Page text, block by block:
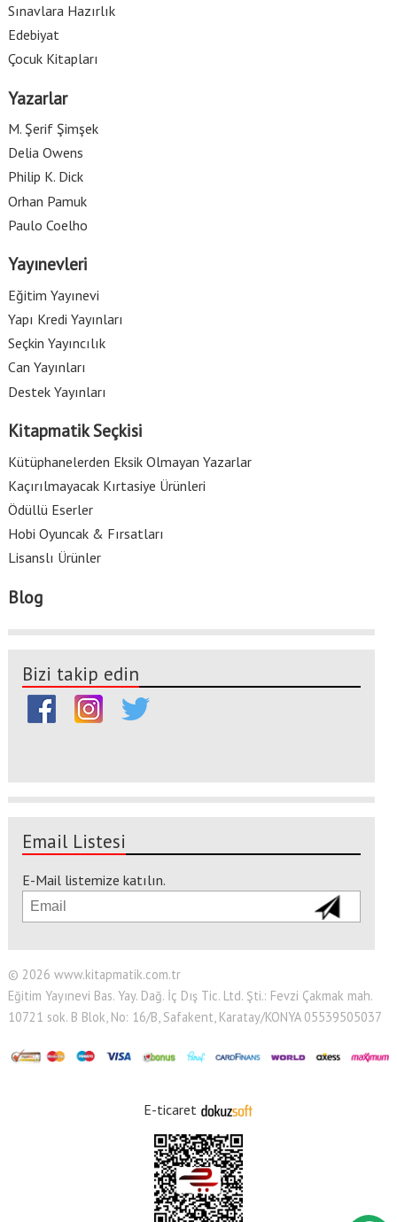
Sınavlara Hazırlık
Edebiyat
Çocuk Kitapları
Yazarlar
M. Şerif Şimşek
Delia Owens
Philip K. Dick
Orhan Pamuk
Paulo Coelho
Yayınevleri
Eğitim Yayınevi
Yapı Kredi Yayınları
Seçkin Yayıncılık
Can Yayınları
Destek Yayınları
Kitapmatik Seçkisi
Kütüphanelerden Eksik Olmayan Yazarlar
Kaçırılmayacak Kırtasiye Ürünleri
Ödüllü Eserler
Hobi Oyuncak & Fırsatları
Lisanslı Ürünler
Blog
Bizi takip edin
Email Listesi
E-Mail listemize katılın.
© 2026 www.kitapmatik.com.tr
Eğitim Yayınevi Bas. Yay. Dağ. İç Dış Tic. Ltd. Şti.: Fevzi Çakmak mah.
10721 sok. B Blok, No: 16/B, Safakent, Karatay/KONYA 05539505037
E-ticaret